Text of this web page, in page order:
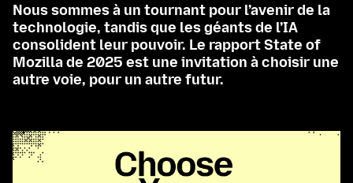
Nous sommes à un tournant pour l’avenir de la
technologie, tandis que les géants de l’IA
consolident leur pouvoir. Le rapport State of
Mozilla de 2025 est une invitation à choisir une
autre voie, pour un autre futur.